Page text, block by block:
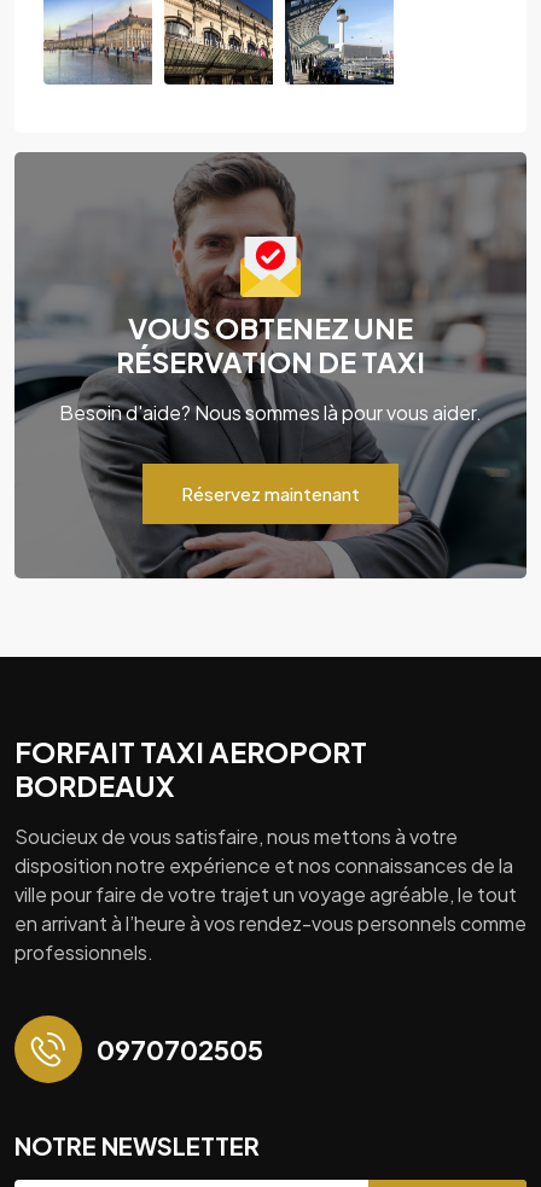
VOUS OBTENEZ UNE
RÉSERVATION DE TAXI
Besoin d'aide? Nous sommes là pour vous aider.
Réservez maintenant
FORFAIT TAXI AEROPORT
BORDEAUX
Soucieux de vous satisfaire, nous mettons à votre
disposition notre expérience et nos connaissances de la
ville pour faire de votre trajet un voyage agréable, le tout
en arrivant à l’heure à vos rendez-vous personnels comme
professionnels.
0970702505
NOTRE NEWSLETTER